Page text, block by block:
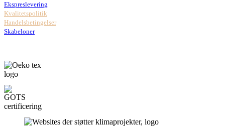
Ekspreslevering
Kvalitetspolitik
Handelsbetingelser
Skabeloner